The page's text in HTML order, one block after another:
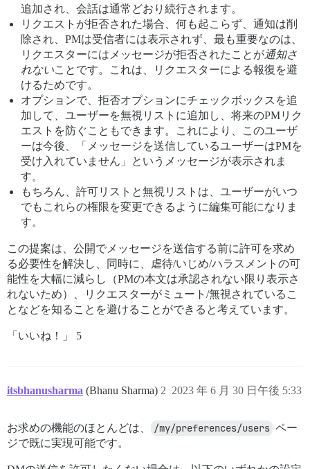
追加され、会話は通常どおり続行されます。
リクエストが拒否された場合、何も起こらず、通知は削
除され、PMは受信者には表示されず、最も重要なのは、
リクエスターにはメッセージが拒否されたことが通知さ
れないことです。これは、リクエスターによる報復を避
けるためです。
オプションで、拒否オプションにチェックボックスを追
加して、ユーザーを無視リストに追加し、将来のPMリク
エストを防ぐこともできます。これにより、このユーザ
ーは今後、「メッセージを送信しているユーザーはPMを
受け入れていません」というメッセージが表示されま
す。
もちろん、許可リストと無視リストは、ユーザーがいつ
でもこれらの権限を変更できるように編集可能になりま
す。
この提案は、公開でメッセージを送信する前に許可を求め
る必要性を解決し、同時に、虐待/いじめ/ハラスメントの可
能性を大幅に減らし（PMの本文は承認されない限り表示さ
れないため）、リクエスターがミュート/無視されているこ
となどを知ることを避けることができると考えています。
「いいね！」 5
itsbhanusharma (Bhanu Sharma) 2023 年 6 月 30 日午後 5:33
2
お求めの機能のほとんどは、 /my/preferences/users ペー
ジで既に実現可能です。